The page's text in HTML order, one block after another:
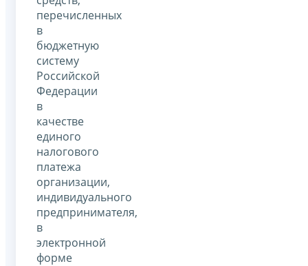
перечисленных
в
бюджетную
систему
Российской
Федерации
в
качестве
единого
налогового
платежа
организации,
индивидуального
предпринимателя,
в
электронной
форме